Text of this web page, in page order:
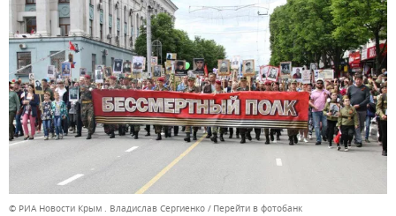
© РИА Новости Крым . Владислав Сергиенко Перейти в фотобанк